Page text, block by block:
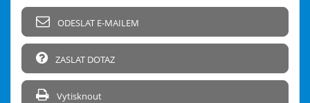
ODESLAT E-MAILEM
ZASLAT DOTAZ
Vytisknout